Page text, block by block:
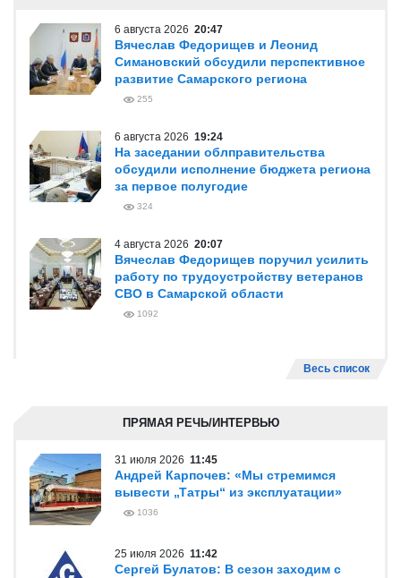
6 августа 2026 20:47
Вячеслав Федорищев и Леонид
Симановский обсудили перспективное
развитие Самарского региона
255
6 августа 2026 19:24
На заседании облправительства
обсудили исполнение бюджета региона
за первое полугодие
324
4 августа 2026 20:07
Вячеслав Федорищев поручил усилить
работу по трудоустройству ветеранов
СВО в Самарской области
1092
Весь список
ПРЯМАЯ РЕЧЬ/ИНТЕРВЬЮ
31 июля 2026 11:45
Андрей Карпочев: «Мы стремимся
вывести „Татры“ из эксплуатации»
1036
25 июля 2026 11:42
Сергей Булатов: В сезон заходим с